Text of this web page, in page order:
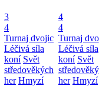
3
4
Turnaj dvojic
Léčivá síla
koní Svět
středověkých
her Hmyzí
4
4
Turnaj
Léčivá síla
koní Svět
her Hmyzí